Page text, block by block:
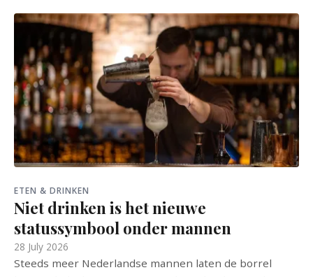
ETEN & DRINKEN
Niet drinken is het nieuwe
statussymbool onder mannen
28 July 2026
Steeds meer Nederlandse mannen laten de borrel